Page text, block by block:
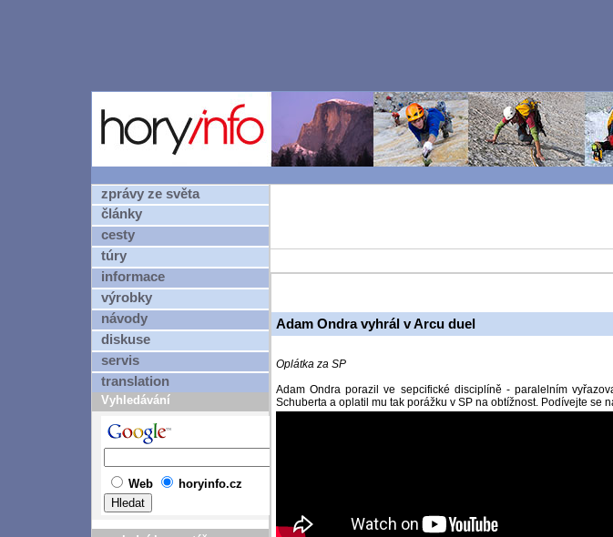
zprávy ze světa
články
cesty
túry
informace
výrobky
návody
diskuse
servis
translation
Vyhledávání
Web horyinfo.cz
Adam Ondra vyhrál v Arcu duel
Oplátka za SP
Adam Ondra porazil ve sepcifické disciplíně - paralelním
Schuberta a oplatil mu tak porážku v SP na obtížnost. Podívejte se